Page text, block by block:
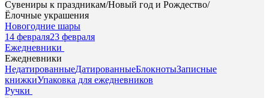
Сувениры к праздникам/Новый год и Рождество/
Ёлочные украшения
Новогодние шары
14 февраля23 февраля
Ежедневники
Ежедневники
НедатированныеДатированныеБлокнотыЗаписные
книжкиУпаковка для ежедневников
Ручки